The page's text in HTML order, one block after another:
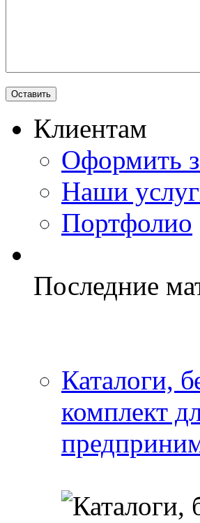
Клиентам
Оформить
Наши
Портфолио
Последние
Каталоги,
комплект